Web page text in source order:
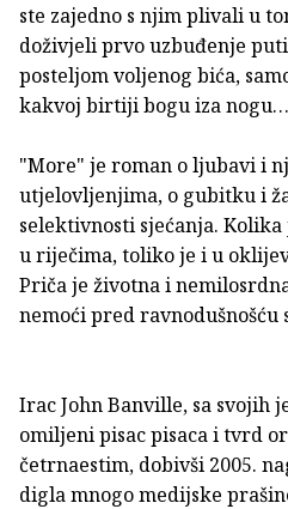
ste zajedno s njim plivali u
doživjeli prvo uzbuđenje
posteljom voljenog bića,
kakvoj birtiji bogu iza nogu…
"More" je roman o ljubavi i
utjelovljenjima, o gubitku i
selektivnosti sjećanja.
u riječima, toliko je i u
Priča je životna i
nemoći pred ravnodušnošću
Irac John Banville, sa svojih
omiljeni pisac pisaca i tvrd
četrnaestim, dobivši 2005.
digla mnogo medijske